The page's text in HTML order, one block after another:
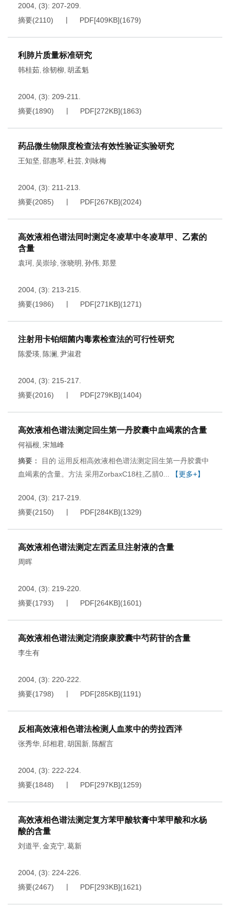
2004, (3): 207-209.
摘要(2110) PDF[409KB](1679)
利肺片质量标准研究
韩桂茹, 徐韧柳, 胡孟魁
2004, (3): 209-211.
摘要(1890) PDF[272KB](1863)
药品微生物限度检查法有效性验证实验研究
王知坚, 邵惠琴, 杜芸, 刘咏梅
2004, (3): 211-213.
摘要(2085) PDF[267KB](2024)
高效液相色谱法同时测定冬凌草中冬凌草甲、乙素的
含量
袁珂, 吴崇珍, 张晓明 , 孙伟, 郑昱
2004, (3): 213-215.
摘要(1986) PDF[271KB](1271)
注射用卡铂细菌内毒素检查法的可行性研究
陈爱瑛, 陈澜 , 尹淑君
2004, (3): 215-217.
摘要(2016) PDF[279KB](1404)
高效液相色谱法测定回生第一丹胶囊中血竭素的含量
何福根, 宋旭峰
摘要：
目的 运用反相高效液相色谱法测定回生第一丹胶囊中
血竭素的含量。方法 采用ZorbaxC18柱,乙腈0...
【更多+】
2004, (3): 217-219.
摘要(2150) PDF[284KB](1329)
高效液相色谱法测定左西孟旦注射液的含量
周晖
2004, (3): 219-220.
摘要(1793) PDF[264KB](1601)
高效液相色谱法测定消瘀康胶囊中芍药苷的含量
李生有
2004, (3): 220-222.
摘要(1798) PDF[285KB](1191)
反相高效液相色谱法检测人血浆中的劳拉西泮
张秀华, 邱相君, 胡国新, 陈醒言
2004, (3): 222-224.
摘要(1848) PDF[297KB](1259)
高效液相色谱法测定复方苯甲酸软膏中苯甲酸和水杨
酸的含量
刘道平, 金克宁, 葛新
2004, (3): 224-226.
摘要(2467) PDF[293KB](1621)